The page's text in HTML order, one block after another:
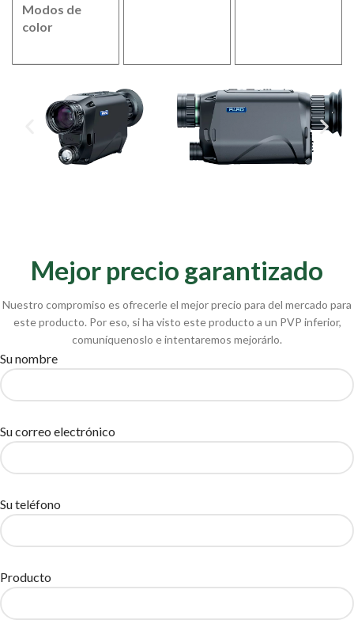
Modos de
color
Mejor precio garantizado
Nuestro compromiso es ofrecerle el mejor precio para del mercado para
este producto. Por eso, si ha visto este producto a un PVP inferior,
comuníquenoslo e intentaremos mejorárlo.
Su nombre
Su correo electrónico
Su teléfono
Producto